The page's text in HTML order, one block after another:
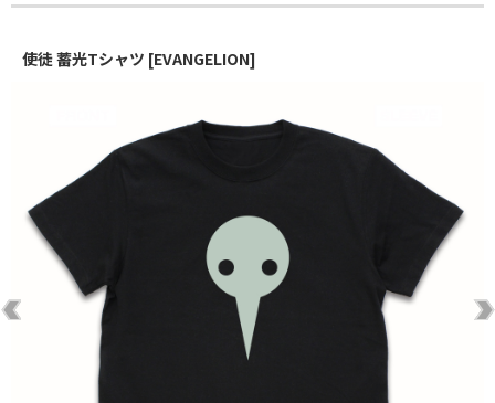
使徒 蓄光Tシャツ [EVANGELION]